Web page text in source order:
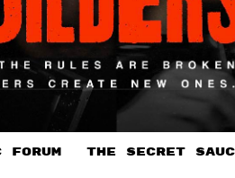
FORUM THE SECRET